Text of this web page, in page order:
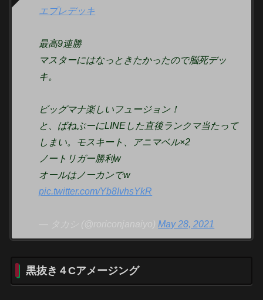
エプレデッキ
最高9連勝
マスターにはなっときたかったので脳死デッ
キ。
ビッグマナ楽しいフュージョン！
と、ばねぶーにLINEした直後ランクマ当たって
しまい。モスキート、アニマベル×2
ノートリガー勝利w
オールはノーカンでw
pic.twitter.com/Yb8IvhsYkR
— タカシ (@roriconjanaiyo)May 28, 2021
黒抜き４Cアメージング